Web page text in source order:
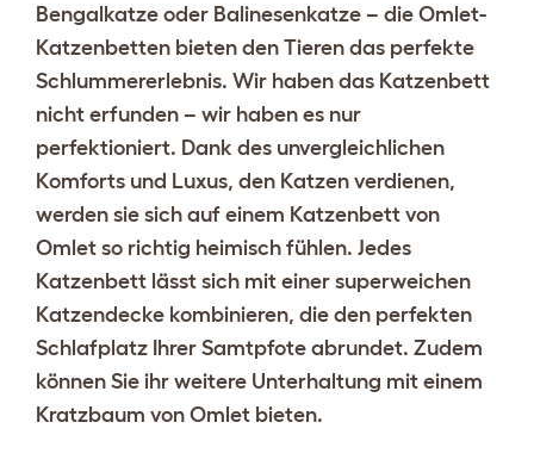
Bengalkatze oder Balinesenkatze – die Omlet-
Katzenbetten bieten den Tieren das perfekte
Schlummererlebnis. Wir haben das Katzenbett
nicht erfunden – wir haben es nur
perfektioniert. Dank des unvergleichlichen
Komforts und Luxus, den Katzen verdienen,
werden sie sich auf einem Katzenbett von
Omlet so richtig heimisch fühlen. Jedes
Katzenbett lässt sich mit einer superweichen
Katzendecke kombinieren, die den perfekten
Schlafplatz Ihrer Samtpfote abrundet. Zudem
können Sie ihr weitere Unterhaltung mit einem
Kratzbaum von Omlet bieten.